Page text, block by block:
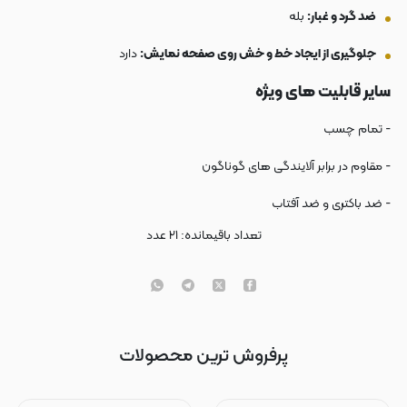
ضد گرد و غبار: بله
جلوگیری از ایجاد خط و خش روی صفحه نمایش:دارد
سایر قابلیت های ویژه
- تمام چسب
- مقاوم در برابر آلایندگی های گوناگون
- ضد باکتری و ضد آفتاب
تعداد باقیمانده: ۲۱عدد
پرفروش ترین محصولات